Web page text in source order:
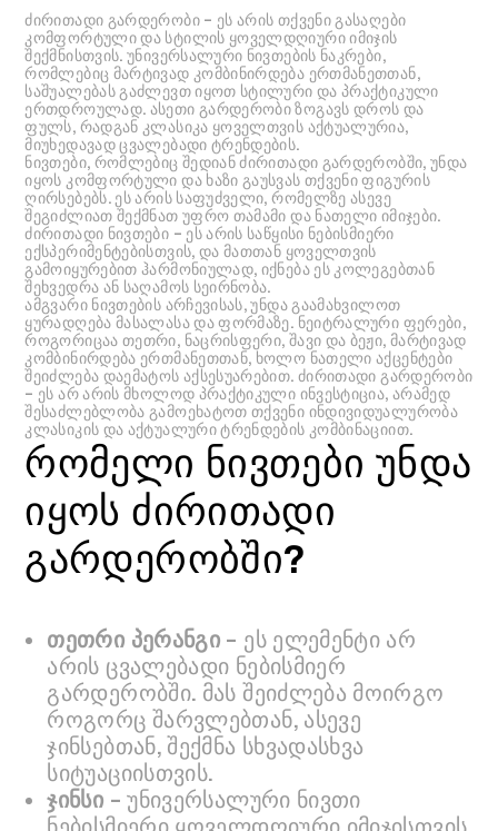
ძირითადი გარდერობი – ეს არის თქვენი გასაღები
კომფორტული და სტილის ყოველდღიური იმიჯის
შექმნისთვის. უნივერსალური ნივთების ნაკრები,
რომლებიც მარტივად კომბინირდება ერთმანეთთან,
საშუალებას გაძლევთ იყოთ სტილური და პრაქტიკული
ერთდროულად. ასეთი გარდერობი ზოგავს დროს და
ფულს, რადგან კლასიკა ყოველთვის აქტუალურია,
მიუხედავად ცვალებადი ტრენდების.
ნივთები, რომლებიც შედიან ძირითადი გარდერობში, უნდა
იყოს კომფორტული და ხაზი გაუსვას თქვენი ფიგურის
ღირსებებს. ეს არის საფუძველი, რომელზე ასევე
შეგიძლიათ შექმნათ უფრო თამამი და ნათელი იმიჯები.
ძირითადი ნივთები – ეს არის საწყისი ნებისმიერი
ექსპერიმენტებისთვის, და მათთან ყოველთვის
გამოიყურებით ჰარმონიულად, იქნება ეს კოლეგებთან
შეხვედრა ან საღამოს სეირნობა.
ამგვარი ნივთების არჩევისას, უნდა გაამახვილოთ
ყურადღება მასალასა და ფორმაზე. ნეიტრალური ფერები,
როგორიცაა თეთრი, ნაცრისფერი, შავი და ბეჟი, მარტივად
კომბინირდება ერთმანეთთან, ხოლო ნათელი აქცენტები
შეიძლება დაემატოს აქსესუარებით. ძირითადი გარდერობი
– ეს არ არის მხოლოდ პრაქტიკული ინვესტიცია, არამედ
შესაძლებლობა გამოეხატოთ თქვენი ინდივიდუალურობა
კლასიკის და აქტუალური ტრენდების კომბინაციით.
რომელი ნივთები უნდა
იყოს ძირითადი
გარდერობში?
თეთრი პერანგი – ეს ელემენტი არ
არის ცვალებადი ნებისმიერ
გარდერობში. მას შეიძლება მოირგო
როგორც შარვლებთან, ასევე
ჯინსებთან, შექმნა სხვადასხვა
სიტუაციისთვის.
ჯინსი – უნივერსალური ნივთი